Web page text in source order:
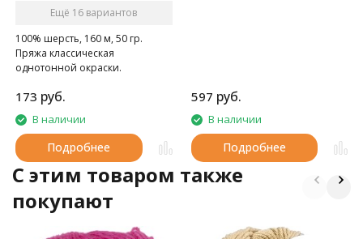
Ещё 16 вариантов
100% шерсть, 160 м, 50 гр.
Пряжа классическая
однотонной окраски.
173 руб.
В наличии
Подробнее
597 руб.
В наличии
Подробнее
C этим товаром также
покупают